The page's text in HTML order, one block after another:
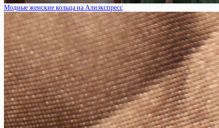
Модные женские кольца на Алиэкспресс